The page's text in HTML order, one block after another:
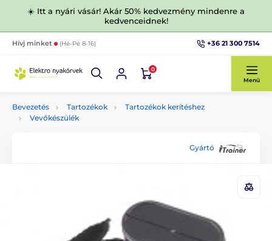
☀️ Itt a nyári vásár! Akár 50% kedvezmény mindenre a
kedvenceidnek!
Hívj minket (Hé-Pé 8-16) +36 21 300 7514
0
Menü
Bevezetés Tartozékok
Tartozékok kerítéshez
Vevőkészülék
Gyártó